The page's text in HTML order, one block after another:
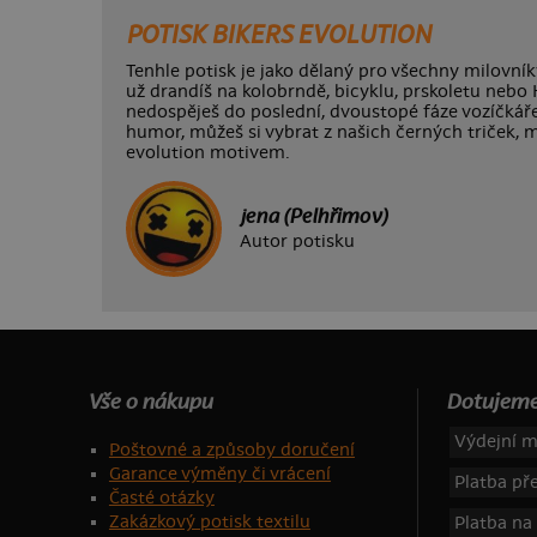
POTISK BIKERS EVOLUTION
Tenhle potisk je jako dělaný pro všechny
už drandíš na kolobrndě, bicyklu, prskoletu nebo
nedospěješ do poslední, dvoustopé fáze
humor, můžeš si vybrat z našich černých triček,
evolution motivem.
jena (Pelhřimov)
Autor potisku
Vše o nákupu
Poštovné a způsoby doručení
Garance výměny či vrácení
Časté otázky
Zakázkový potisk textilu
Výdejní
Platba
Platba